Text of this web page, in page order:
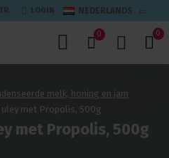
LOGIN NEDERLANDS
0 0
melk, honing en jam
met Propolis, 500g
met Propolis, 500g